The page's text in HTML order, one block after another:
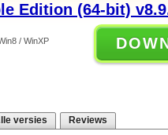
Edition (64-bit)
/ WinXP
versies Reviews